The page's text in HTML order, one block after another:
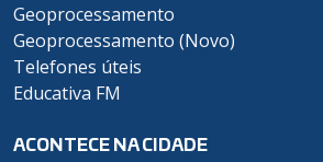
Geoprocessamento
Geoprocessamento (Novo)
Telefones úteis
Educativa FM
ACONTECE NA CIDADE